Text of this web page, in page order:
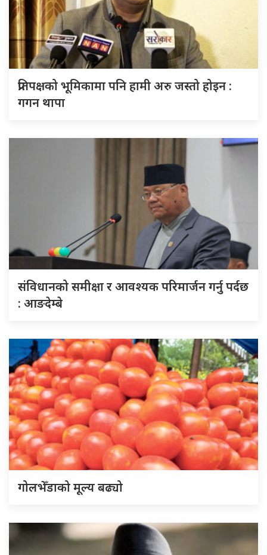
प्रतिपक्षको भूमिकामा पनि हामी अरु जस्तो होइन :
गगन थापा
संविधानको समीक्षा र आवश्यक परिमार्जन गर्नु पर्दछ
: आङदेम्बे
गोलभेँडाको मूल्य बढ्यो